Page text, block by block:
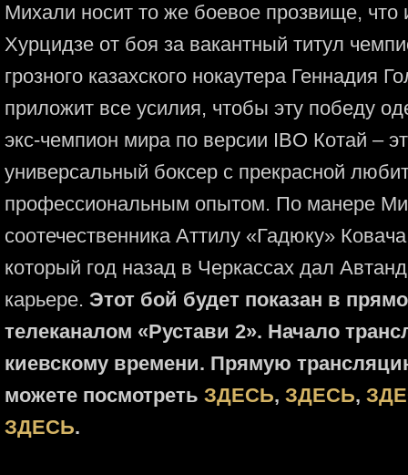
Михали носит то же боевое прозвище, что
Хурцидзе от боя за вакантный титул
грозного казахского нокаутера Геннадия
приложит все усилия, чтобы эту победу
экс-чемпион мира по версии IBO Котай –
универсальный боксер с прекрасной
профессиональным опытом. По манере
соотечественника Аттилу «Гадюку»
который год назад в Черкассах дал
карьере. Этот бой будет показан в
телеканалом «Рустави 2». Начало
киевскому времени. Прямую
можете посмотреть ЗДЕСЬ, ЗДЕСЬ,
ЗДЕСЬ.